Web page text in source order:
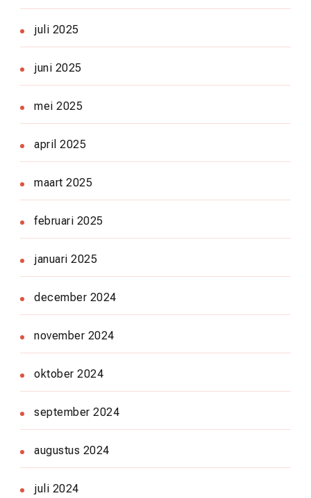
juli 2025
juni 2025
mei 2025
april 2025
maart 2025
februari 2025
januari 2025
december 2024
november 2024
oktober 2024
september 2024
augustus 2024
juli 2024